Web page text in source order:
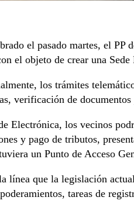
el pasado martes, el PP
el objeto de crear una
los trámites
verificación de
Electrónica, los vecinos
y pago de tributos,
un Punto de Acceso
línea que la legislación
tareas de